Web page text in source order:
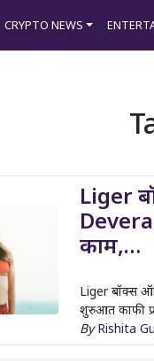
CRYPTO NEWS
Liger
काम,…
Liger बॉक्स
शुरुआत काफी
ByRishita